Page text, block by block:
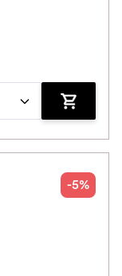
Zum
-5%